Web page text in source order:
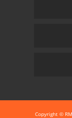
Copyright ©